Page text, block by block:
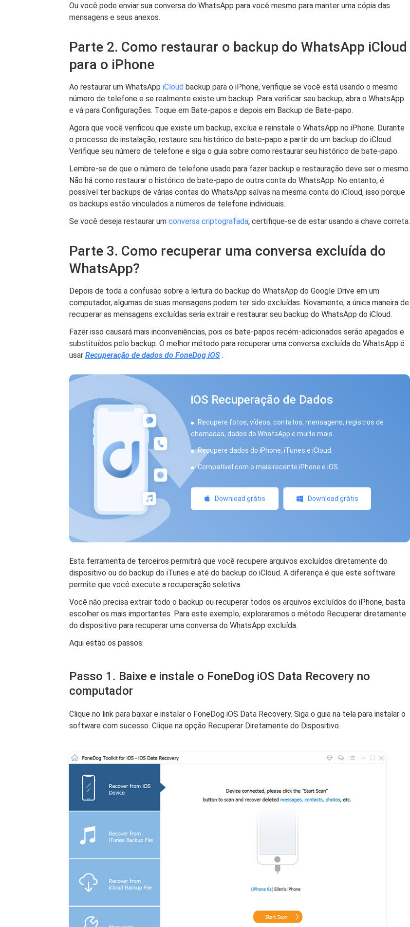
Ou você pode enviar sua conversa do WhatsApp para você mesmo para manter uma cópia das
mensagens e seus anexos.
Parte 2. Como restaurar o backup do WhatsApp iCloud
para o iPhone
Ao restaurar um WhatsApp iCloud backup para o iPhone, verifique se você está usando o mesmo
número de telefone e se realmente existe um backup. Para verificar seu backup, abra o WhatsApp
e vá para Configurações. Toque em Bate-papos e depois em Backup de Bate-papo.
Agora que você verificou que existe um backup, exclua e reinstale o WhatsApp no ​​​​iPhone. Durante
o processo de instalação, restaure seu histórico de bate-papo a partir de um backup do iCloud.
Verifique seu número de telefone e siga o guia sobre como restaurar seu histórico de bate-papo.
Lembre-se de que o número de telefone usado para fazer backup e restauração deve ser o mesmo.
Não há como restaurar o histórico de bate-papo de outra conta do WhatsApp. No entanto, é
possível ter backups de várias contas do WhatsApp salvas na mesma conta do iCloud, isso porque
os backups estão vinculados a números de telefone individuais.
Se você deseja restaurar um conversa criptografada, certifique-se de estar usando a chave correta.
Parte 3. Como recuperar uma conversa excluída do
WhatsApp?
Depois de toda a confusão sobre a leitura do backup do WhatsApp do Google Drive em um
computador, algumas de suas mensagens podem ter sido excluídas. Novamente, a única maneira de
recuperar as mensagens excluídas seria extrair e restaurar seu backup do WhatsApp do iCloud.
Fazer isso causará mais inconveniências, pois os bate-papos recém-adicionados serão apagados e
substituídos pelo backup. O melhor método para recuperar uma conversa excluída do WhatsApp é
usar Recuperação de dados do FoneDog iOS .
iOS Recuperação de Dados
Recupere fotos, vídeos, contatos, mensagens, registros de
chamadas, dados do WhatsApp e muito mais.
Recupere dados do iPhone, iTunes e iCloud.
Compatível com o mais recente iPhone e iOS.
Download grátis Download grátis
Esta ferramenta de terceiros permitirá que você recupere arquivos excluídos diretamente do
dispositivo ou do backup do iTunes e até do backup do iCloud. A diferença é que este software
permite que você execute a recuperação seletiva.
Você não precisa extrair todo o backup ou recuperar todos os arquivos excluídos do iPhone, basta
escolher os mais importantes. Para este exemplo, exploraremos o método Recuperar diretamente
do dispositivo para recuperar uma conversa do WhatsApp excluída.
Aqui estão os passos:
Passo 1. Baixe e instale o FoneDog iOS Data Recovery no
computador
Clique no link para baixar e instalar o FoneDog iOS Data Recovery. Siga o guia na tela para instalar o
software com sucesso. Clique na opção Recuperar Diretamente do Dispositivo.